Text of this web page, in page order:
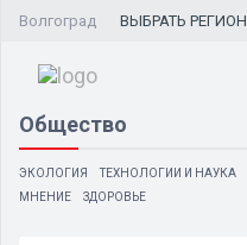
Волгоград ВЫБРАТЬ РЕГИОН
Общество
ЭКОЛОГИЯ ТЕХНОЛОГИИ И НАУКА
МНЕНИЕ
ЗДОРОВЬЕ